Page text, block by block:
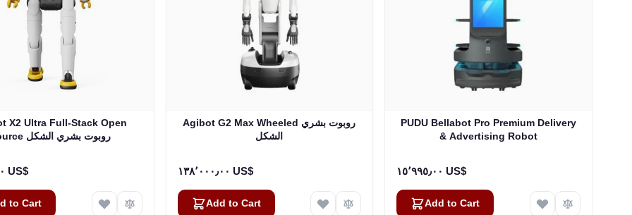
X2 Ultra Full-Stack Open
Source روبوت بشري الشكل
٤٨٬٧٢٠٫٠٠ US$
to Cart
Agibot G2 Max Wheeled روبوت بشري
الشكل
١٣٨٬٠٠٠٫٠٠ US$
Add to Cart
PUDU Bellabot Pro Premium Delivery
& Advertising Robot
١٥٬٩٩٥٫٠٠ US$
Add to Cart